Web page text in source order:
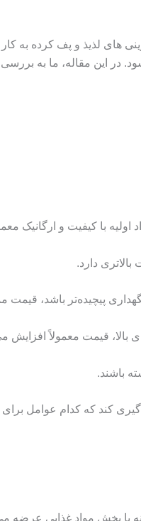
نان ها و شیرینی های لذیذ و پف
در این مقاله، ما به
بخش مواد غذایی عرضه